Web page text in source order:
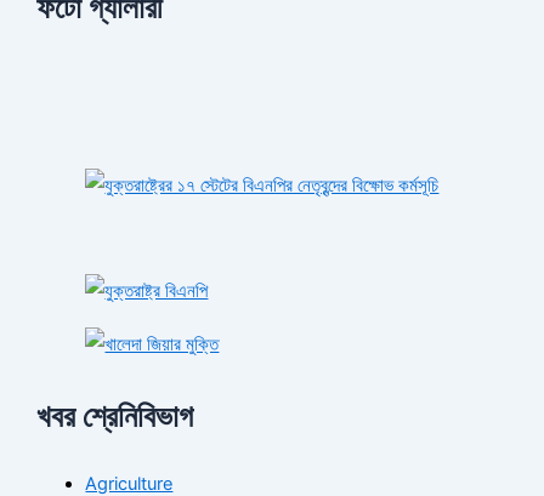
ফটো গ্যালারী
খবর শ্রেনিবিভাগ
Agriculture